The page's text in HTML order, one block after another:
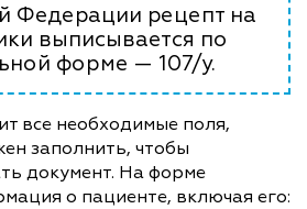
Федерации рецепт на
выписывается по
форме — 107/у.
все необходимые поля,
заполнить, чтобы
документ. На форме
о пациенте, включая его: